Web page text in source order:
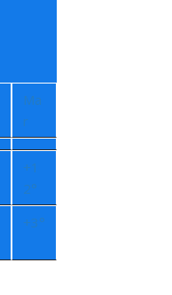
Ma
r
+1
2°
+3°